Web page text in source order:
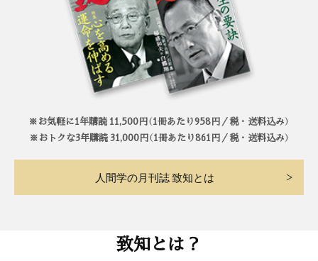
※お気軽に1年購読 11,500円（1冊あたり958円／税・送料込み）
※おトクな3年購読 31,000円（1冊あたり861円／税・送料込み）
人間学の月刊誌 致知とは
致知とは？